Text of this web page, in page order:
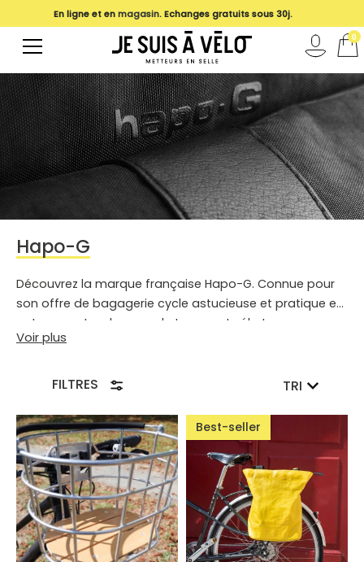
Hapo-G
Découvrez la marque française Hapo-G. Connue pour
son offre de bagagerie cycle astucieuse et pratique et
notamment sa housse de transport vélo !
Voir plus
FILTRES TRI
Best-seller
En ligne et enmagasin. Echanges gratuits sous 30j.
0